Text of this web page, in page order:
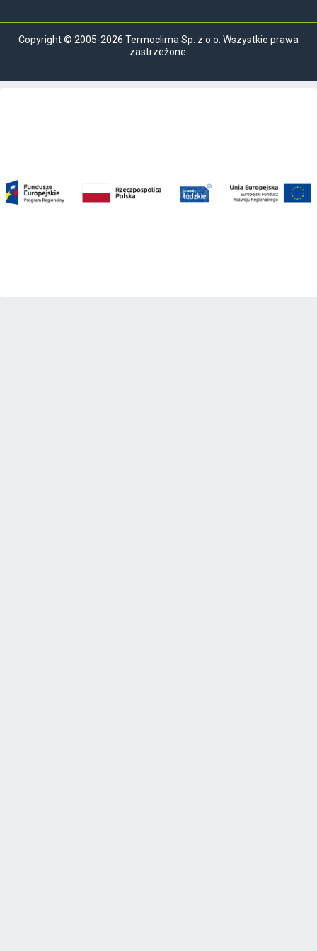
Copyright © 2005-2026 Termoclima Sp. z o.o. Wszystkie prawa
zastrzeżone.